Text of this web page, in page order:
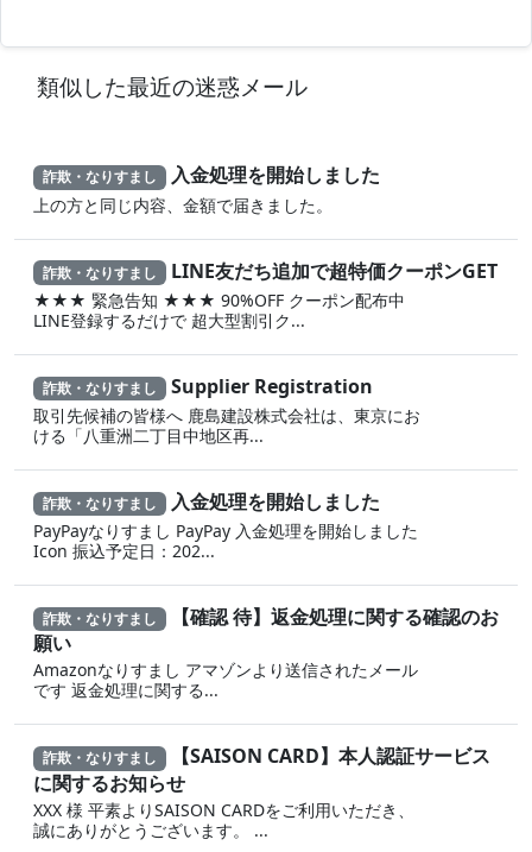
類似した最近の迷惑メール
詐欺・なりすまし 入金処理を開始しました
上の方と同じ内容、金額で届きました。
詐欺・なりすまし LINE友だち追加で超特価クーポンGET
★★★ 緊急告知 ★★★ 90%OFF クーポン配布中
LINE登録するだけで 超大型割引ク...
詐欺・なりすまし Supplier Registration
取引先候補の皆様へ 鹿島建設株式会社は、東京にお
ける「八重洲二丁目中地区再...
詐欺・なりすまし 入金処理を開始しました
PayPayなりすまし PayPay 入金処理を開始しました
Icon 振込予定日：202...
詐欺・なりすまし 【確認 待】返金処理に‍関する確認のお
願い
Amazonなりすまし ア‍マゾ‍ンより送信されたメール
です 返金‌処 理に 関する...
詐欺・なりすまし 【SAISON CARD】本人認証サービス
に関するお知らせ
XXX 様 平素よりSAISON CARDをご利用いただき、
誠にありがとうございます。 ...